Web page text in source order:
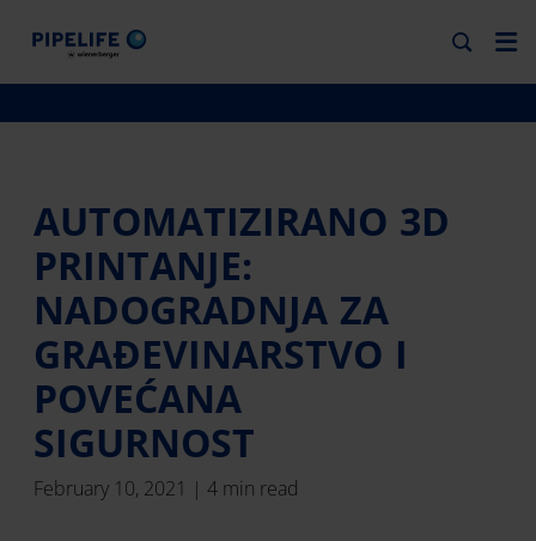
AUTOMATIZIRANO 3D
PRINTANJE:
NADOGRADNJA ZA
GRAĐEVINARSTVO I
POVEĆANA
SIGURNOST
February 10, 2021 | 4 min read